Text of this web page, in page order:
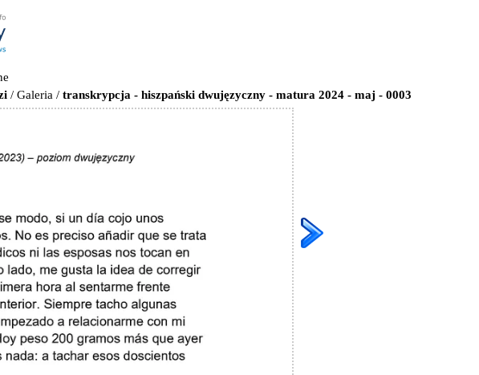
/ Galeria / transkrypcja - hiszpański dwujęzyczny - matura 2024 - maj - 0003